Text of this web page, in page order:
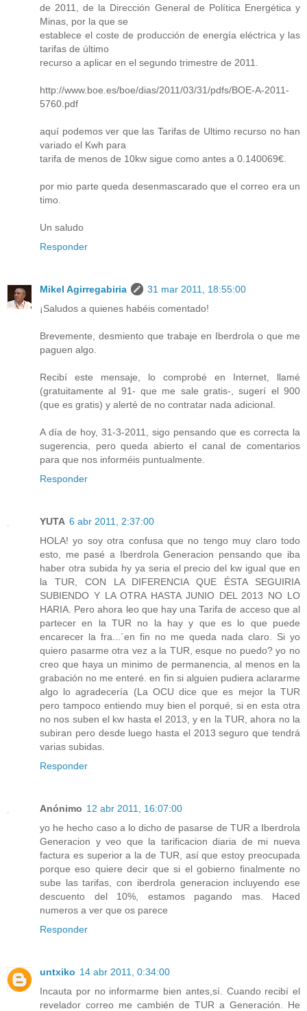
de 2011, de la Dirección General de Política Energética y
Minas, por la que se
establece el coste de producción de energía eléctrica y las
tarifas de último
recurso a aplicar en el segundo trimestre de 2011.
http://www.boe.es/boe/dias/2011/03/31/pdfs/BOE-A-2011-
5760.pdf
aquí podemos ver que las Tarifas de Ultimo recurso no han
variado el Kwh para
tarifa de menos de 10kw sigue como antes a 0.140069€.
por mio parte queda desenmascarado que el correo era un
timo.
Un saludo
Responder
Mikel Agirregabiria
31 mar 2011, 18:55:00
¡Saludos a quienes habéis comentado!
Brevemente, desmiento que trabaje en Iberdrola o que me
paguen algo.
Recibí este mensaje, lo comprobé en Internet, llamé
(gratuitamente al 91- que me sale gratis-, sugerí el 900
(que es gratis) y alerté de no contratar nada adicional.
A día de hoy, 31-3-2011, sigo pensando que es correcta la
sugerencia, pero queda abierto el canal de comentarios
para que nos informéis puntualmente.
Responder
YUTA 6 abr 2011, 2:37:00
HOLA! yo soy otra confusa que no tengo muy claro todo
esto, me pasé a Iberdrola Generacion pensando que iba
haber otra subida hy ya seria el precio del kw igual que en
la TUR, CON LA DIFERENCIA QUE ÉSTA SEGUIRIA
SUBIENDO Y LA OTRA HASTA JUNIO DEL 2013 NO LO
HARIA. Pero ahora leo que hay una Tarifa de acceso que al
partecer en la TUR no la hay y que es lo que puede
encarecer la fra...´en fin no me queda nada claro. Si yo
quiero pasarme otra vez a la TUR, esque no puedo? yo no
creo que haya un minimo de permanencia, al menos en la
grabación no me enteré. en fin si alguien pudiera aclararme
algo lo agradecería (La OCU dice que es mejor la TUR
pero tampoco entiendo muy bien el porqué, si en esta otra
no nos suben el kw hasta el 2013, y en la TUR, ahora no la
subiran pero desde luego hasta el 2013 seguro que tendrá
varias subidas.
Responder
Anónimo 12 abr 2011, 16:07:00
yo he hecho caso a lo dicho de pasarse de TUR a Iberdrola
Generacion y veo que la tarificacion diaria de mi nueva
factura es superior a la de TUR, así que estoy preocupada
porque eso quiere decir que si el gobierno finalmente no
sube las tarifas, con iberdrola generacion incluyendo ese
descuento del 10%, estamos pagando mas. Haced
numeros a ver que os parece
Responder
untxiko 14 abr 2011, 0:34:00
Incauta por no informarme bien antes,sí. Cuando recibí el
revelador correo me cambién de TUR a Generación. He